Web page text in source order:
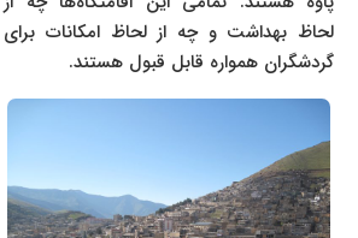
لحاظ بهداشت و چه از لحاظ امکانات برای
گردشگران همواره قابل قبول هستند.